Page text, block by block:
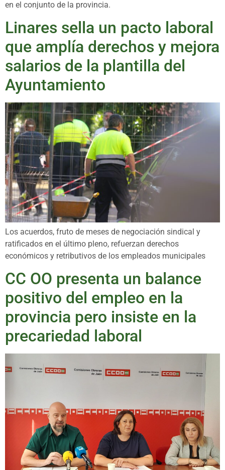
en el conjunto de la provincia.
Linares sella un pacto laboral
que amplía derechos y mejora
salarios de la plantilla del
Ayuntamiento
Los acuerdos, fruto de meses de negociación sindical y
ratificados en el último pleno, refuerzan derechos
económicos y retributivos de los empleados municipales
CC OO presenta un balance
positivo del empleo en la
provincia pero insiste en la
precariedad laboral